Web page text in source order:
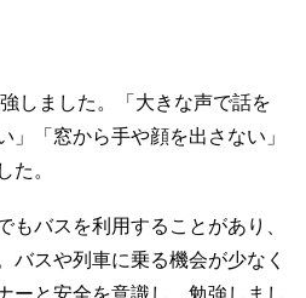
しました。「大きな声で話を
」「窓から手や顔を出さない」
た。
もバスを利用することがあり、
バスや列車に乗る機会が少なく